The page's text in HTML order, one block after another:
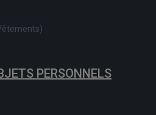
PERSONNELS